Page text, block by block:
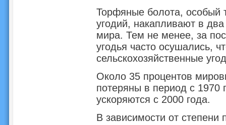
Торфяные болота, особый
угодий, накапливают в
мира. Тем не менее, за
угодья часто осушались,
сельскохозяйственные
Около 35 процентов
потеряны в период с 1970
ускоряются с 2000 года.
В зависимости от